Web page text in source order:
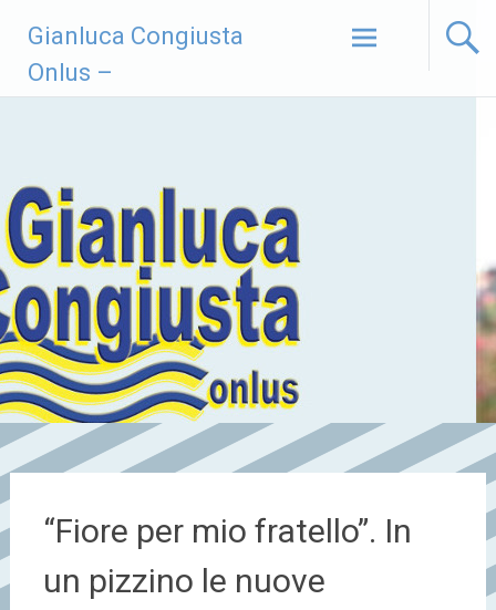
contenuto
Gianluca Congiusta
Onlus –
“Fiore per mio fratello”. In
un pizzino le nuove